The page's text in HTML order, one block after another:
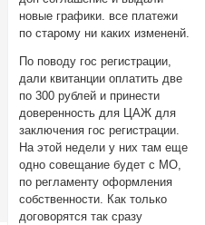
новые графики. все платежи
по старому ни каких измененй.
По поводу гос регистрации,
дали квитанции оплатить две
по 300 рублей и принести
доверенность для ЦАЖ для
заключения гос регистрации.
На этой недели у них там еще
одно совещание будет с МО,
по регламенту оформления
собственности. Как только
договорятся так сразу